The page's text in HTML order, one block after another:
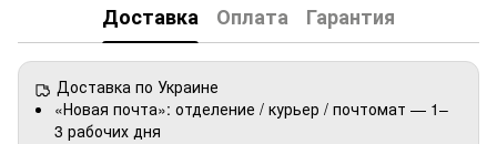
Доставка Оплата Гарантия
Доставка по Украине
«Новая почта»: отделение / курьер / почтомат — 1–
3 рабочих дня